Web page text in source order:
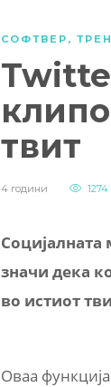
СОФТВЕР ,
твит
4 години 1274
значи дека
во истиот
Оваа